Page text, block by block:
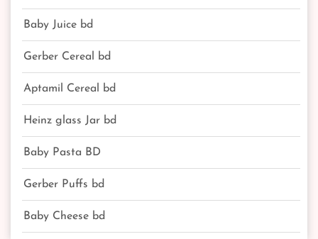
Baby Juice bd
Gerber Cereal bd
Aptamil Cereal bd
Heinz glass Jar bd
Baby Pasta BD
Gerber Puffs bd
Baby Cheese bd